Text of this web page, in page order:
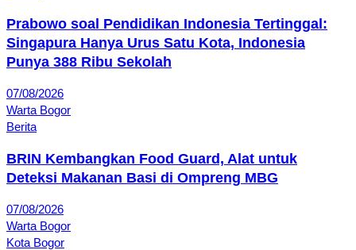
Prabowo soal Pendidikan Indonesia Tertinggal:
Singapura Hanya Urus Satu Kota, Indonesia
Punya 388 Ribu Sekolah
07/08/2026
Warta Bogor
Berita
BRIN Kembangkan Food Guard, Alat untuk
Deteksi Makanan Basi di Ompreng MBG
07/08/2026
Warta Bogor
Kota Bogor